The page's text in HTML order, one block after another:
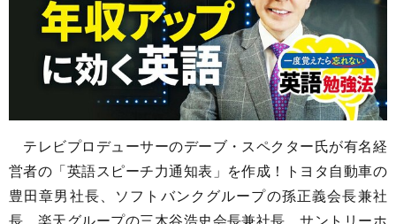
テレビプロデューサーのデーブ・スペクター氏が有名経
営者の「英語スピーチ力通知表」を作成！トヨタ自動車の
豊田章男社長、ソフトバンクグループの孫正義会長兼社
長、楽天グループの三木谷浩史会長兼社長、サントリーホ